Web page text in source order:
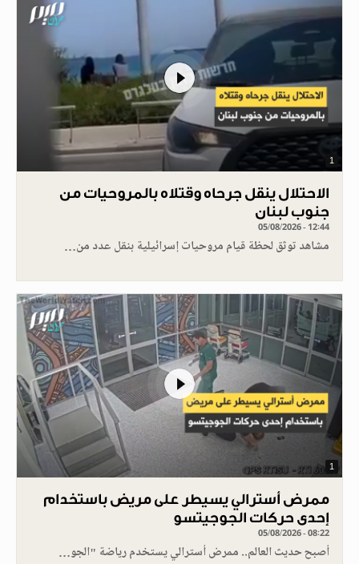
1
الاحتلال ينقل جرحاه وقتلاه بالمروحيات من
جنوب لبنان
05/08/2026 - 12:44
مشاهد توثق لحظة قيام مروحيات إسرائيلية بنقل عدد من…
1
ممرض أسترالي يسيطر على مريض باستخدام
إحدى حركات الجوجيتسو
05/08/2026 - 08:22
أصبح حديث العالم.. ممرض أسترالي يستخدم رياضة "الجو…